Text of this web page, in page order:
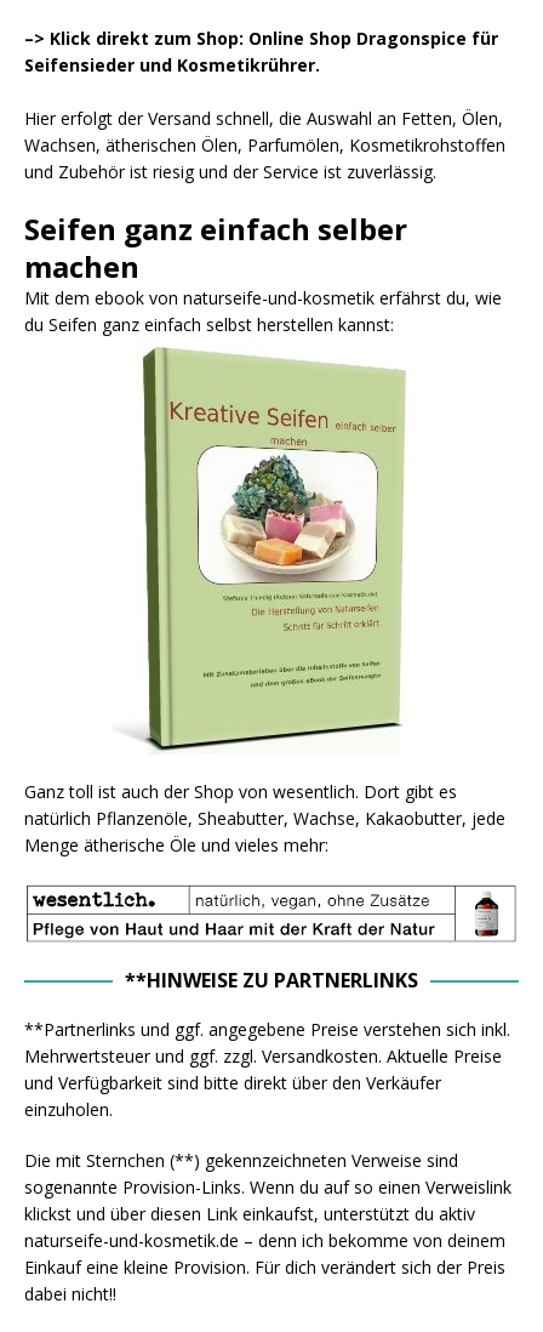
–> Klick direkt zum Shop: Online Shop Dragonspice für
Seifensieder und Kosmetikrührer.
Hier erfolgt der Versand schnell, die Auswahl an Fetten, Ölen,
Wachsen, ätherischen Ölen, Parfumölen, Kosmetikrohstoffen
und Zubehör ist riesig und der Service ist zuverlässig.
Seifen ganz einfach selber
machen
Mit dem ebook von naturseife-und-kosmetik erfährst du, wie
du Seifen ganz einfach selbst herstellen kannst:
Ganz toll ist auch der Shop von wesentlich. Dort gibt es
natürlich Pflanzenöle, Sheabutter, Wachse, Kakaobutter, jede
Menge ätherische Öle und vieles mehr:
**HINWEISE ZU PARTNERLINKS
**Partnerlinks und ggf. angegebene Preise verstehen sich inkl.
Mehrwertsteuer und ggf. zzgl. Versandkosten. Aktuelle Preise
und Verfügbarkeit sind bitte direkt über den Verkäufer
einzuholen.
Die mit Sternchen (**) gekennzeichneten Verweise sind
sogenannte Provision-Links. Wenn du auf so einen Verweislink
klickst und über diesen Link einkaufst, unterstützt du aktiv
naturseife-und-kosmetik.de – denn ich bekomme von deinem
Einkauf eine kleine Provision. Für dich verändert sich der Preis
dabei nicht!!